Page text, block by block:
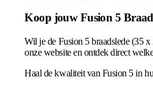
Koop jouw Fusion 5
Wil je de Fusion 5 braadslede (35
onze website en ontdek direct
Haal de kwaliteit van Fusion 5 in